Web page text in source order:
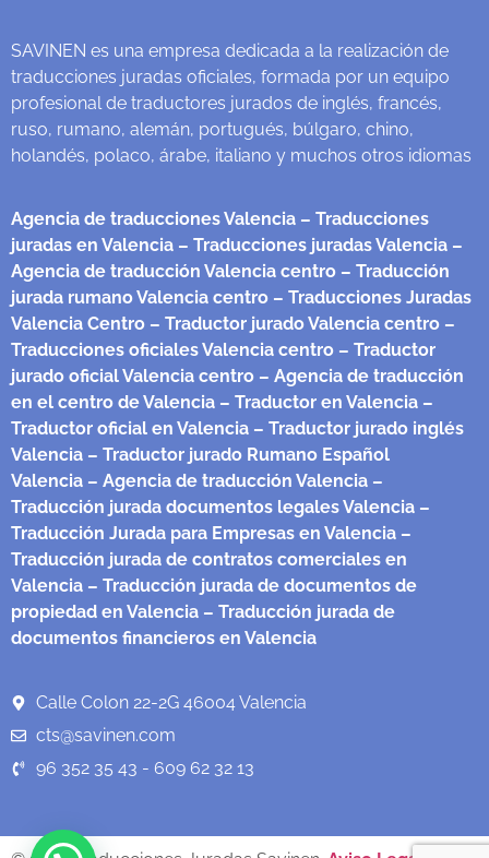
SAVINEN es una empresa dedicada a la realización de
traducciones juradas oficiales, formada por un equipo
profesional de traductores jurados de inglés, francés,
ruso, rumano, alemán, portugués, búlgaro, chino,
holandés, polaco, árabe, italiano y muchos otros idiomas
Agencia de traducciones Valencia – Traducciones
juradas en Valencia – Traducciones juradas Valencia –
Agencia de traducción Valencia centro – Traducción
jurada rumano Valencia centro – Traducciones Juradas
Valencia Centro – Traductor jurado Valencia centro –
Traducciones oficiales Valencia centro – Traductor
jurado oficial Valencia centro – Agencia de traducción
en el centro de Valencia – Traductor en Valencia –
Traductor oficial en Valencia – Traductor jurado inglés
Valencia – Traductor jurado Rumano Español
Valencia – Agencia de traducción Valencia –
Traducción jurada documentos legales Valencia –
Traducción Jurada para Empresas en Valencia –
Traducción jurada de contratos comerciales en
Valencia – Traducción jurada de documentos de
propiedad en Valencia – Traducción jurada de
documentos financieros en Valencia
Calle Colon 22-2G 46004 Valencia
cts@savinen.com
96 352 35 43 - 609 62 32 13